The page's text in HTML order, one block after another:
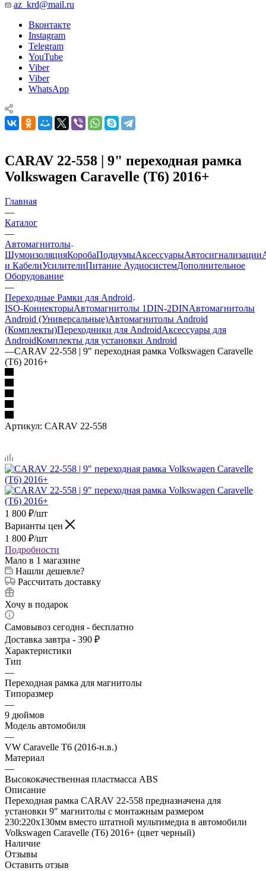
az_krd@mail.ru
Вконтакте
Instagram
Telegram
YouTube
Viber
Viber
WhatsApp
CARAV 22-558 | 9" переходная рамка
Volkswagen Caravelle (T6) 2016+
Главная
—
Каталог
—
Автомагнитолы
ШумоизоляцияКоробаПодиумыАксессуарыАвтосигнализации
и КабелиУсилителиПитание АудиосистемДополнительное
Оборудование
—
Переходные Рамки для Android
ISO-КоннекторыАвтомагнитолы 1DIN-2DINАвтомагнитолы
Android (Универсальные)Автомагнитолы Android
(Комплекты)Переходники для AndroidАксессуары для
AndroidКомплекты для установки Android
—CARAV 22-558 | 9" переходная рамка Volkswagen Caravelle
(T6) 2016+
Артикул: CARAV 22-558
1 800 ₽/шт
Варианты цен
1 800 ₽/шт
Подробности
Мало в 1 магазине
Нашли дешевле?
Рассчитать доставку
Хочу в подарок
Самовывоз сегодня - бесплатно
Доставка завтра - 390 ₽
Характеристики
Тип
—
Переходная рамка для магнитолы
Типоразмер
—
9 дюймов
Модель автомобиля
—
VW Caravelle T6 (2016-н.в.)
Материал
—
Высококачественная пластмасса ABS
Описание
Переходная рамка CARAV 22-558 предназначена для
установки 9" магнитолы с монтажным размером
230:220х130мм вместо штатной мультимедиа в автомобили
Volkswagen Caravelle (T6) 2016+ (цвет черный)
Наличие
Отзывы
Оставить отзыв